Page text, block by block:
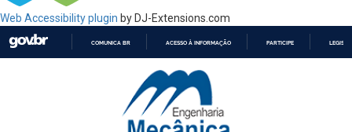
Web Accessibility plugin by DJ-Extensions.com
PARA
CONTEÚDO
COMUNICA BR ACESSO À INFORMAÇÃO PARTICIPE